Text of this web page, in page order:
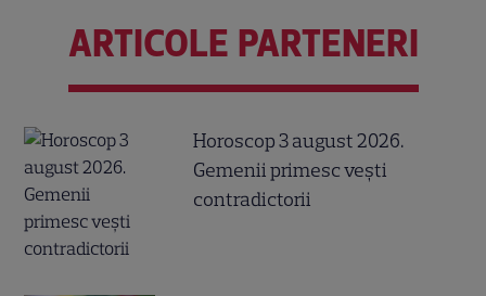
ARTICOLE PARTENERI
Horoscop 3 august 2026.
Gemenii primesc vești
contradictorii